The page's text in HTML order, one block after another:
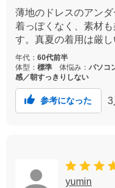
薄地のドレスのアン
着っぽくなく、素材
す。真夏の着用は厳し
年代： 60代前半
体型： 標準 体悩み： パソコ
感／朝すっきりしない
参考になった 3
yumin